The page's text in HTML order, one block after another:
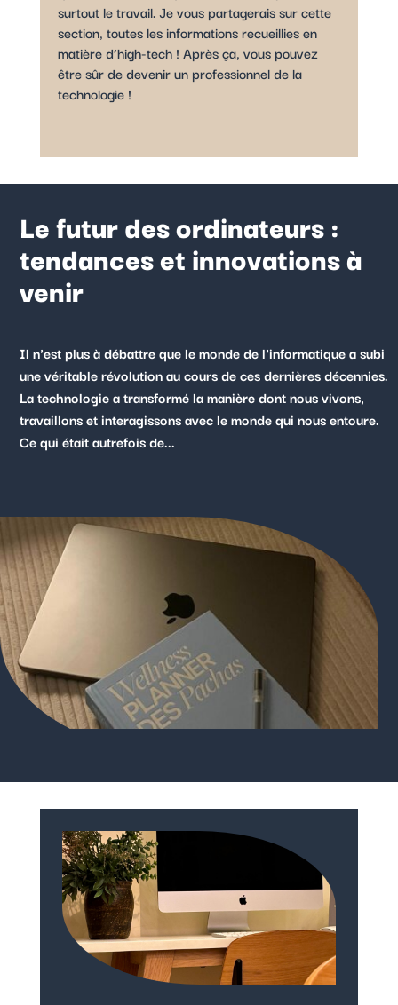
surtout le travail. Je vous partagerais sur cette
section, toutes les informations recueillies en
matière d’high-tech ! Après ça, vous pouvez
être sûr de devenir un professionnel de la
technologie !
Le futur des ordinateurs :
tendances et innovations à
venir
Il n'est plus à débattre que le monde de l'informatique a subi
une véritable révolution au cours de ces dernières décennies.
La technologie a transformé la manière dont nous vivons,
travaillons et interagissons avec le monde qui nous entoure.
Ce qui était autrefois de...